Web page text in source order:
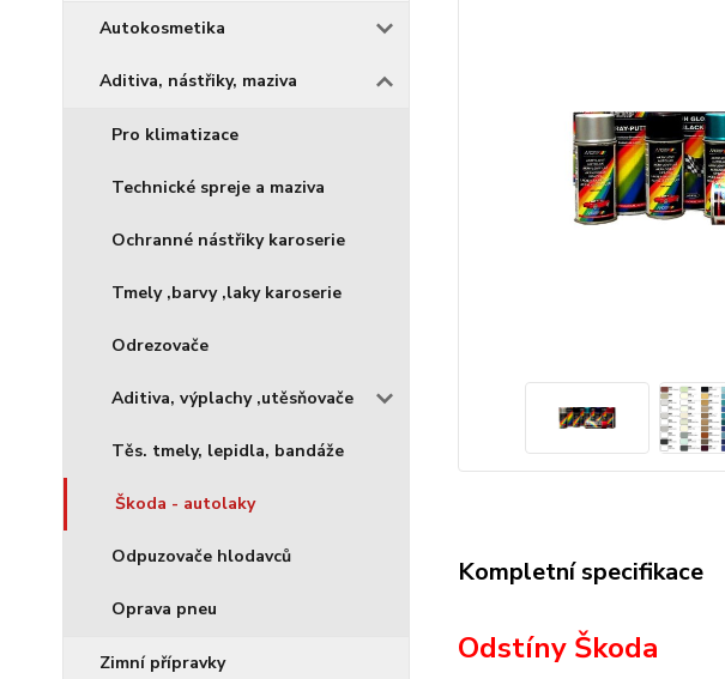
Autokosmetika
Aditiva, nástřiky, maziva
Pro klimatizace
Technické spreje a maziva
Ochranné nástřiky karoserie
Tmely ,barvy ,laky karoserie
Odrezovače
Aditiva, výplachy ,utěsňovače
Těs. tmely, lepidla, bandáže
Škoda - autolaky
Odpuzovače hlodavců
Oprava pneu
Zimní přípravky
Kompletní specifikace
Odstíny Škoda